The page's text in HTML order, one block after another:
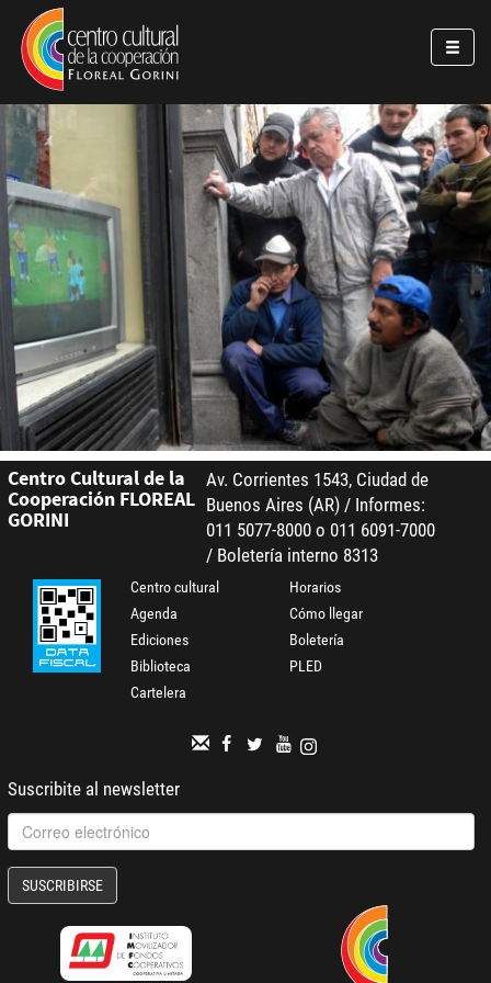
Pasar al contenido principal
Jump to main content
Centro Cultural de la
Cooperación FLOREAL
GORINI
Av. Corrientes 1543, Ciudad de
Buenos Aires (AR) / Informes:
011 5077-8000 o 011 6091-7000
/ Boletería interno 8313
Centro cultural
Agenda
Ediciones
Biblioteca
Cartelera
Horarios
Cómo llegar
Boletería
PLED
Suscribite al newsletter
SUSCRIBIRSE